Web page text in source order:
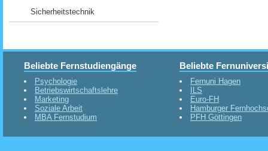
Sicherheitstechnik
Beliebte Fernstudiengänge
Psychologie
Betriebswirtschaftslehre
Marketing
Soziale Arbeit
MBA Fernstudium
Beliebte
Fernuni Hagen
ILS
Euro-FH
Hamburger
PFH Göttingen